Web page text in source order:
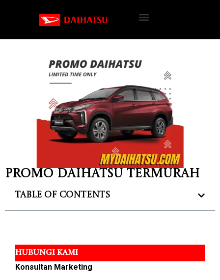
Promo Daihatsu Termurah
Table of Contents
HUBUNGI KAMI
Konsultan Marketing